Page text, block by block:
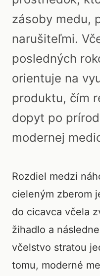
zásoby medu,
narušiteľmi.
posledných
orientuje na
produktu, čím
dopyt po
modernej
Rozdiel medzi
cieleným zberom
do cicavca včela
žihadlo a
včelstvo stratou
tomu, moderné